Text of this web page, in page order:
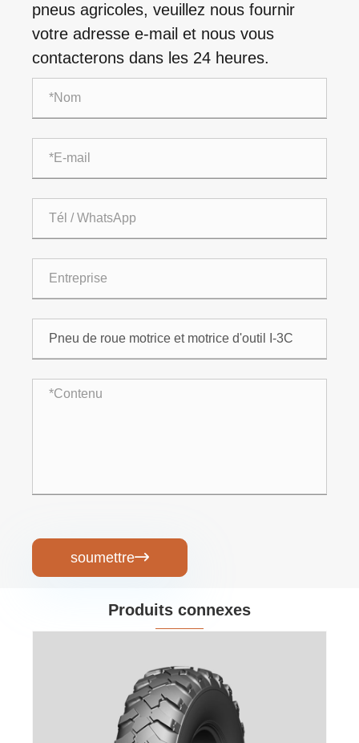
pneus agricoles, veuillez nous fournir
votre adresse e-mail et nous vous
contacterons dans les 24 heures.
soumettre
Produits connexes